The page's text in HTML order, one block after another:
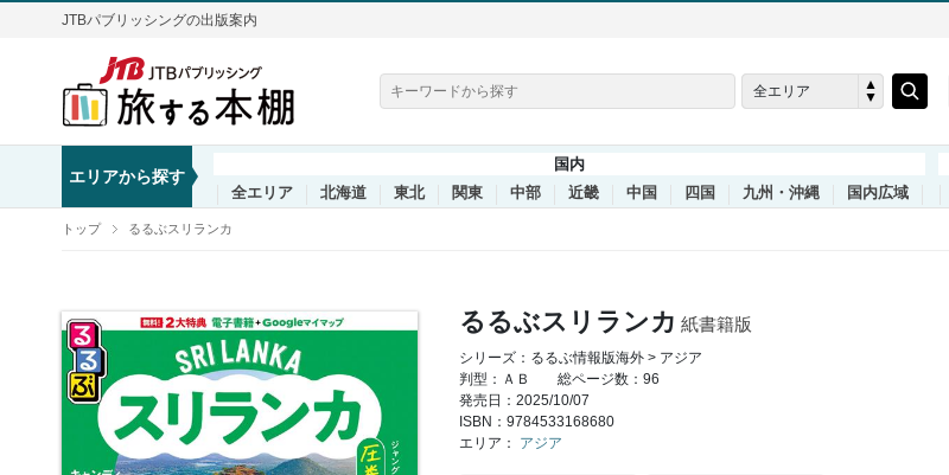
JTBパブリッシングの出版案内
全エリア
エリアから探す
国内
全エリア
北海道 東北 関東 中部 近畿 中国 四国 九州・沖縄 国内広域
トップ るるぶスリランカ
るるぶスリランカ 紙書籍版
シリーズ：るるぶ情報版海外 > アジア
判型：ＡＢ
総ページ数：96
発売日：2025/10/07
ISBN：9784533168680
エリア： アジア